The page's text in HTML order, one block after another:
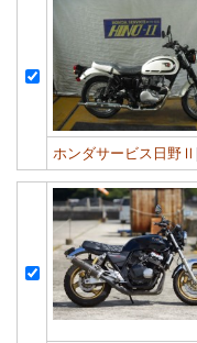
ホンダサービス日野Ⅱ